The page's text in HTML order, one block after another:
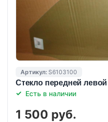
Артикул: S6103100
Стекло передней
Есть в наличии
1 500 руб.